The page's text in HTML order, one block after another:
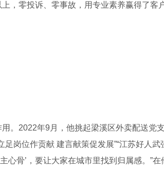
，零投诉、零事故，用专业素养赢得了客
2022年9月，他挑起梁溪区外卖配送党
岗位作贡献 建言献策促发展”“江苏好人武
心骨’，要让大家在城市里找到归属感。”在